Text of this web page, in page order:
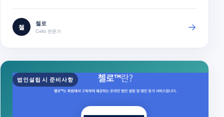
제권역 법인 중과세 예외) 혜택을 받으실 수 있습니다. 그러나
감면 사유가 있음에도 불구하고 이러한 감면 혜택을 알지 못해
불필요한 세금을 추가로 납부하시는 경우가 많습니다. ※ 과밀억
첼 첼로
Cello 전문가 →
법인설립 시 준비사항